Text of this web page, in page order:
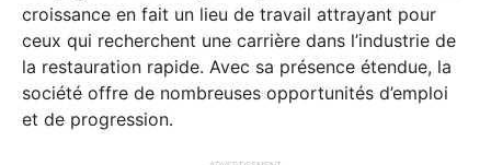
croissance en fait un lieu de travail attrayant pour
ceux qui recherchent une carrière dans l’industrie de
la restauration rapide. Avec sa présence étendue, la
société offre de nombreuses opportunités d’emploi
et de progression.